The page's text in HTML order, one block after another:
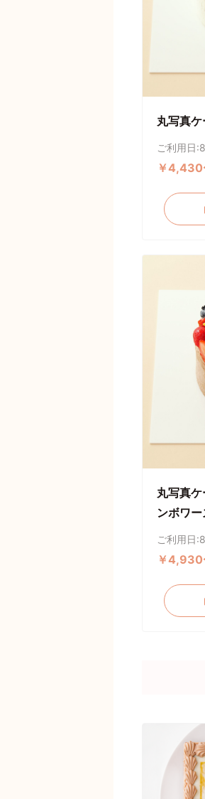
丸写真
ご利用日
￥4,430
丸写真
ンボワー
ご利用日
￥4,930